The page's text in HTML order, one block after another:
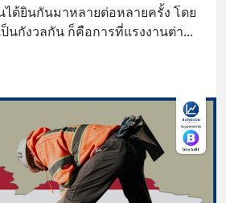
ด้ยินกันมาหลายต่อหลายครั้ง โดย
นกังวลกัน ก็คือการที่แรงงานต่า